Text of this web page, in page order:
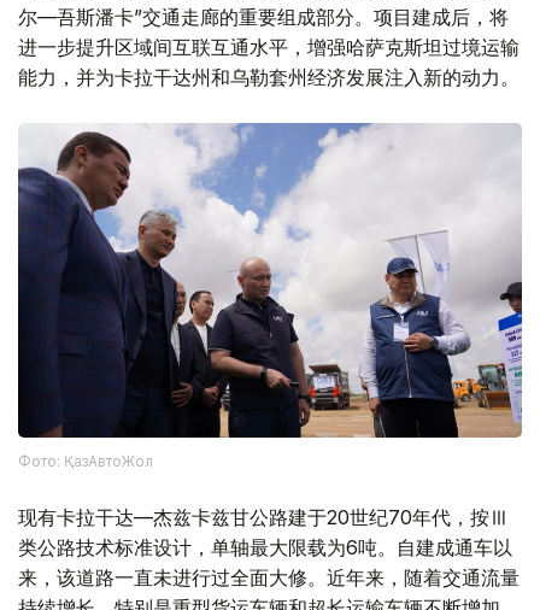
尔—吾斯潘卡”交通走廊的重要组成部分。项目建成后，将
进一步提升区域间互联互通水平，增强哈萨克斯坦过境运输
能力，并为卡拉干达州和乌勒套州经济发展注入新的动力。
Фото: ҚазАвтоЖол
现有卡拉干达—杰兹卡兹甘公路建于20世纪70年代，按Ⅲ
类公路技术标准设计，单轴最大限载为6吨。自建成通车以
来，该道路一直未进行过全面大修。近年来，随着交通流量